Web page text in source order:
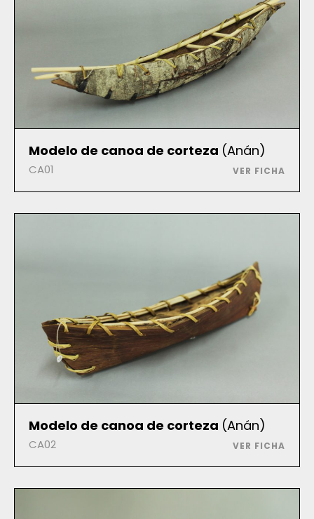
Modelo de canoa de corteza (Anán)
CA01 VER FICHA
Modelo de canoa de corteza (Anán)
CA02 VER FICHA